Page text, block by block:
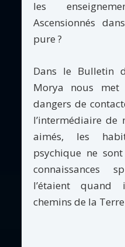
les
Ascensionnés
pure ?
Dans le Bulletin
Morya nous
dangers de
l’intermédiaire de
aimés, les
psychique ne
connaissances
l’étaient quand
chemins de la